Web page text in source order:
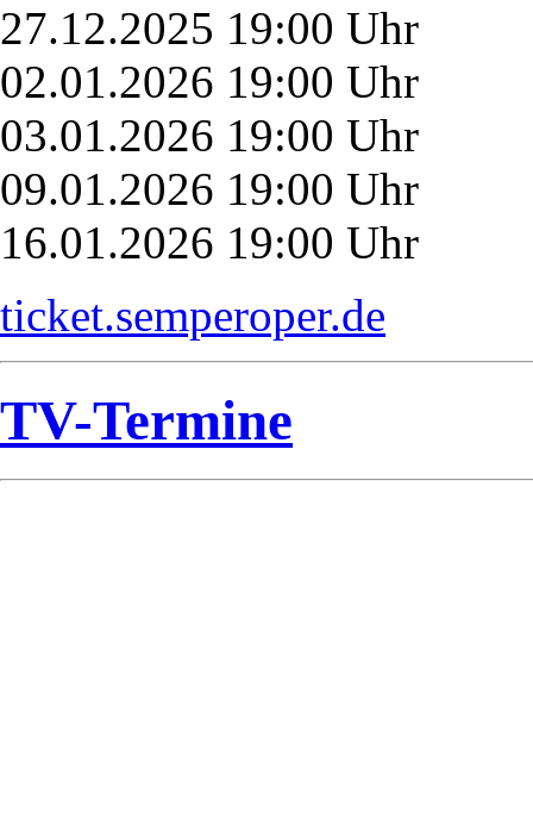
27.12.2025 19:00 Uhr
02.01.2026 19:00 Uhr
03.01.2026 19:00 Uhr
09.01.2026 19:00 Uhr
16.01.2026 19:00 Uhr
ticket.semperoper.de
TV-Termine